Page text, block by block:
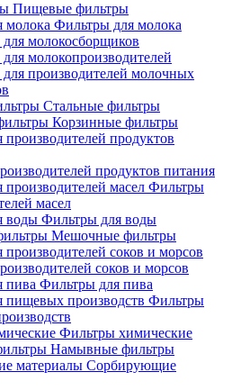
Пищевые фильтры
Фильтры для молока
молокосборщиков
молокопроизводителей
производителей молочных
Стальные фильтры
Корзинные фильтры
продуктов питания
Фильтры
масел
Фильтры для воды
Мешочные фильтры
соков и морсов
Фильтры для пива
Фильтры
Фильтры химические
Намывные фильтры
Сорбирующие